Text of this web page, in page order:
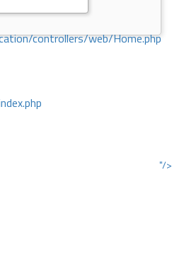
controllers/web/Home.php
"/>